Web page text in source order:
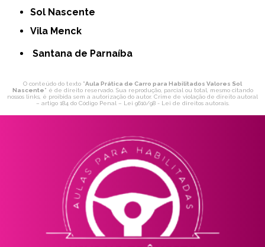
Sol Nascente
Vila Menck
Santana de Parnaíba
O conteúdo do texto "Aula Prática de Carro para Habilitados Valores Sol
Nascente" é de direito reservado. Sua reprodução, parcial ou total, mesmo citando
nossos links, é proibida sem a autorização do autor. Crime de violação de direito autoral
– artigo 184 do Código Penal – Lei 9610/98 - Lei de direitos autorais.